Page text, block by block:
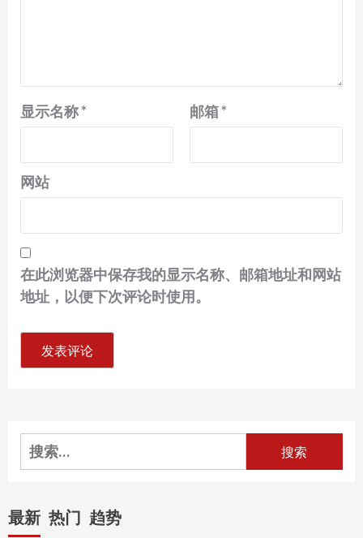
显示名称* 邮箱*
网站
在此浏览器中保存我的显示名称、邮箱地址和网站
地址，以便下次评论时使用。
搜
索：
最新 热门 趋势